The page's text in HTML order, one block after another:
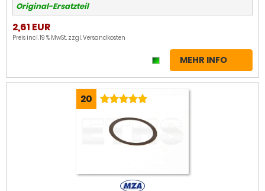
Original-Ersatzteil
2,61 EUR
Preis incl. 19 % MwSt. zzgl.Versandkosten
MEHR INFO
20